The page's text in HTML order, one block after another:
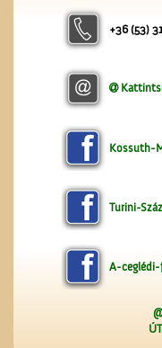
+36 (53)
Kossuth-
Turini-
A-